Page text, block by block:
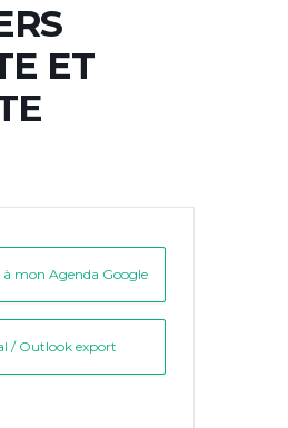
ET
mon Agenda Google
/ Outlook export